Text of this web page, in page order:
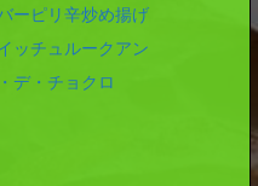
ーピリ辛炒め揚げ
ッチュルークアン
デ・チョクロ